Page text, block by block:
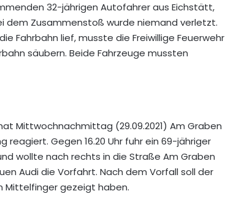
32-jährigen Autofahrer aus Eichstätt,
dem Zusammenstoß wurde niemand verletzt.
Fahrbahn lief, musste die Freiwillige Feuerwehr
säubern. Beide Fahrzeuge mussten
Mittwochnachmittag (29.09.2021) Am Graben
Gegen 16.20 Uhr fuhr ein 69-jähriger
wollte nach rechts in die Straße Am Graben
Audi die Vorfahrt. Nach dem Vorfall soll der
Mittelfinger gezeigt haben.